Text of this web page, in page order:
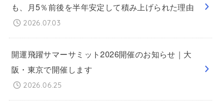
も、月5％前後を半年安定して積み上げられた理由
2026.07.03
開運飛躍サマーサミット2026開催のお知らせ｜大
阪・東京で開催します
2026.06.25